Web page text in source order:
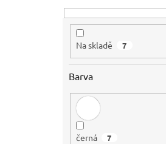
t
ů
Na skladě 7
Barva
černá 7